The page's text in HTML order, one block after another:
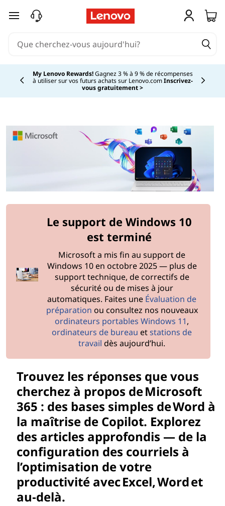
passer au contenu principal
My Lenovo Rewards!Gagnez 3 % à 9 % de récompenses
à utiliser sur vos futurs achats sur Lenovo.comInscrivez-
vous gratuitement >Currently displaying item 2 of
Le support de Windows 10
est terminé
Microsoft a mis fin au support de
Windows 10 en octobre 2025 — plus de
support technique, de correctifs de
sécurité ou de mises à jour
automatiques. Faites une Évaluation de
préparation ou consultez nos nouveaux
ordinateurs portables Windows 11,
ordinateurs de bureau etstations de
travail dès aujourd’hui.
Trouvez les réponses que vous
cherchez à propos de Microsoft
365 : des bases simples de Word à
la maîtrise de Copilot. Explorez
des articles approfondis — de la
configuration des courriels à
l’optimisation de votre
productivité avec Excel, Word et
au‑delà.